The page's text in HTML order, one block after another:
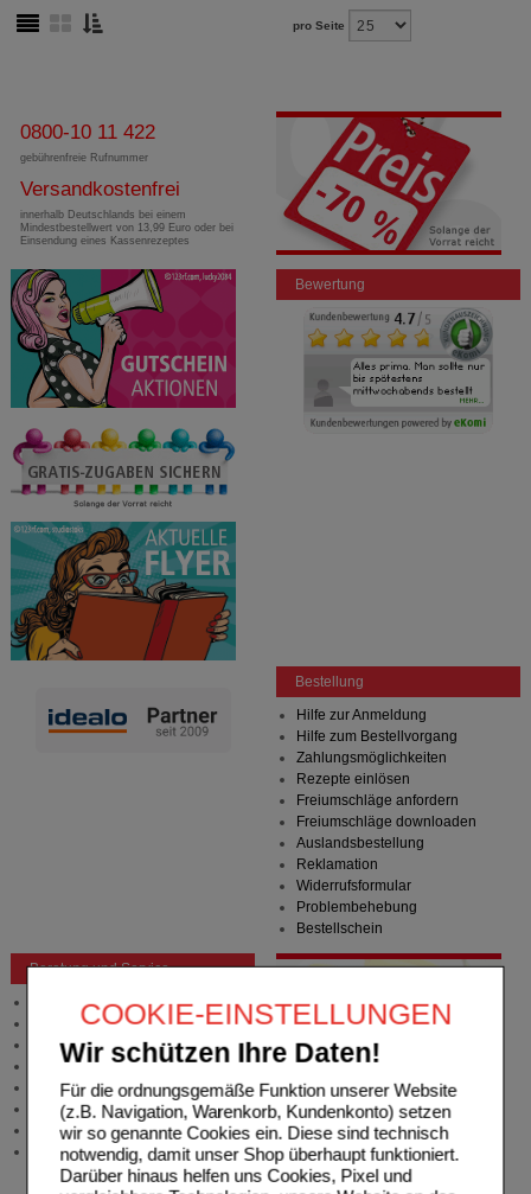
COOKIE-EINSTELLUNGEN
Wir schützen Ihre Daten!
Für die ordnungsgemäße Funktion unserer Website
(z.B. Navigation, Warenkorb, Kundenkonto) setzen
wir so genannte Cookies ein. Diese sind technisch
notwendig, damit unser Shop überhaupt funktioniert.
Darüber hinaus helfen uns Cookies, Pixel und
pro Seite
0800-10 11 422
gebührenfreie Rufnummer
Versandkostenfrei
innerhalb Deutschlands bei einem
Mindestbestellwert von 13,99 Euro oder bei
Einsendung eines Kassenrezeptes
Bewertung
Bestellung
Hilfe zur Anmeldung
Hilfe zum Bestellvorgang
Zahlungsmöglichkeiten
Rezepte einlösen
Freiumschläge anfordern
Freiumschläge downloaden
Auslandsbestellung
Reklamation
Widerrufsformular
Problembehebung
Bestellschein
Beratung und Service
Allgemeine Information
Produktberatung
Meldung Arzneimittelrisiken
Zuzahlungsfreie Arzneien
Angebote & Downloads
Newsletter
Neukundenprämie
Stellenangebote